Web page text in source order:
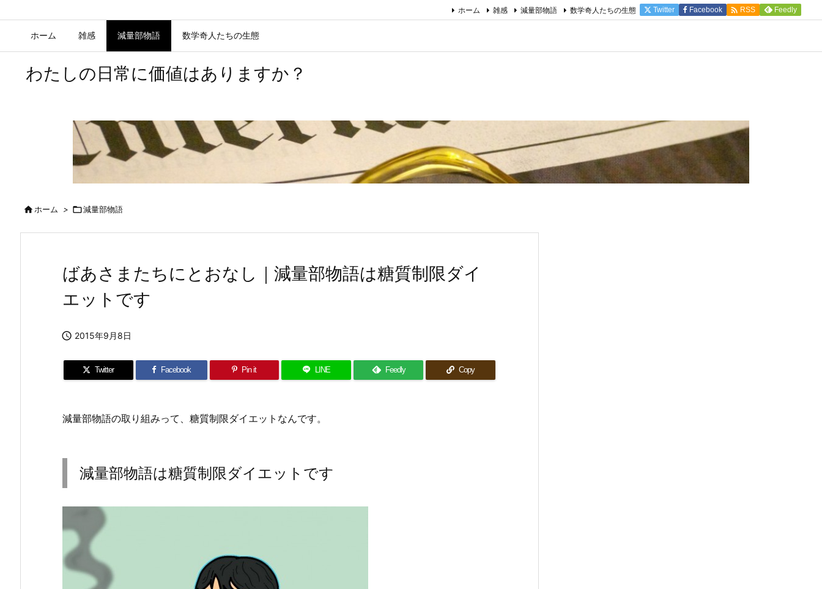
ホーム 雑感 減量部物語 数学奇人たちの生態
ホーム 雑感 減量部物語 数学奇人たちの生態 Twitter Facebook  RSS Feedly
わたしの日常に価値はありますか？
ホーム > 減量部物語
ばあさまたちにとおなし｜減量部物語は糖質制限ダイ
エットです
 2015年9月8日
Twitter Facebook Pin it LINE Feedly Copy
減量部物語の取り組みって、糖質制限ダイエットなんです。
減量部物語は糖質制限ダイエットです